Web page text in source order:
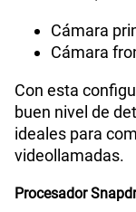
Lector de
VoLTE
Cámara
Cámara
Con esta
buen nivel de
ideales para
videollamadas.
Procesador